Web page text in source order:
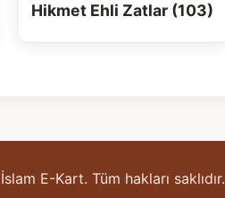
Hikmet Ehli Zatlar (103)
E-Kart. Tüm hakları saklıdır.